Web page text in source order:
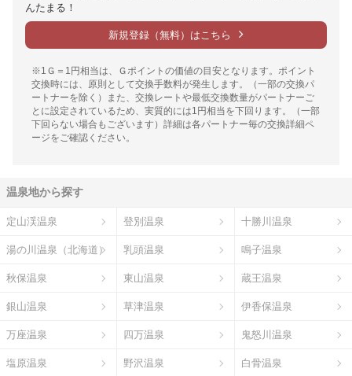
んたまる！
新規登録（無料）はこちら
※1Ｇ＝1円相当は、Ｇポイントの価値の目安となります。ポイント
交換時には、原則として交換手数料が発生します。（一部の交換パ
ートナーを除く）また、交換レートや最低交換数量がパートナーご
とに設定されているため、実質的には1円相当を下回ります。（一部
下回らない場合もございます）詳細は各パートナー毎の交換詳細ペ
ージをご確認ください。
温泉地から探す
定山渓温泉 登別温泉 十勝川温泉
湯の川温泉（北海道） 乳頭温泉 鳴子温泉
秋保温泉 東山温泉 蔵王温泉
銀山温泉 草津温泉 伊香保温泉
万座温泉 四万温泉 鬼怒川温泉
塩原温泉 野沢温泉 白骨温泉